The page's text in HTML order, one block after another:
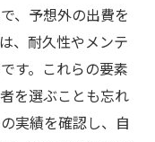
、予想外の出費を
、耐久性やメンテ
す。これらの要素
を選ぶことも忘れ
実績を確認し、自